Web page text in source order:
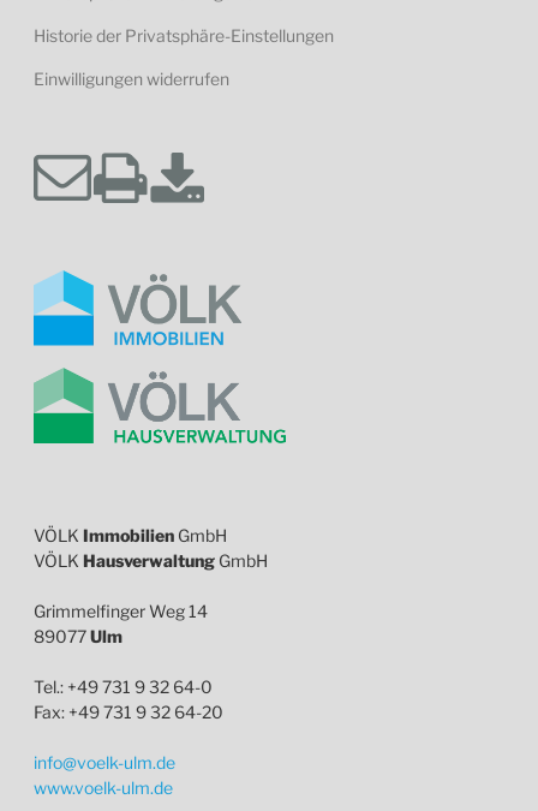
Historie der Privatsphäre-Einstellungen
Einwilligungen widerrufen
VÖLK Immobilien GmbH
VÖLK Hausverwaltung GmbH
Grimmelfinger Weg 14
89077Ulm
Tel.: +49 731 9 32 64-0
Fax: +49 731 9 32 64-20
info@voelk-ulm.de
www.voelk-ulm.de